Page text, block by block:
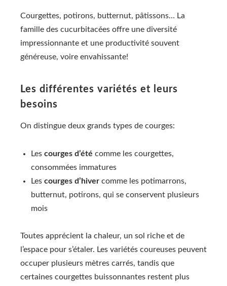
Courgettes, potirons, butternut, pâtissons… La
famille des cucurbitacées offre une diversité
impressionnante et une productivité souvent
généreuse, voire envahissante!
Les différentes variétés et leurs
besoins
On distingue deux grands types de courges:
Les courges d’été comme les courgettes,
consommées immatures
Les courges d’hiver comme les potimarrons,
butternut, potirons, qui se conservent plusieurs
mois
Toutes apprécient la chaleur, un sol riche et de
l’espace pour s’étaler. Les variétés coureuses peuvent
occuper plusieurs mètres carrés, tandis que
certaines courgettes buissonnantes restent plus